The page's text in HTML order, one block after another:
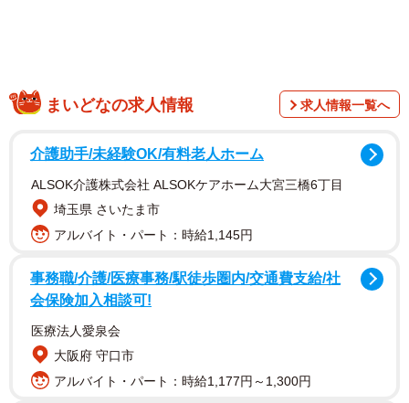
解剖学に基づいた血管を塗装（ななてんさん提供）
まいどなの求人情報 求人情報一覧へ
介護助手/未経験OK/有料老人ホーム
ALSOK介護株式会社 ALSOKケアホーム大宮三橋6丁目
埼玉県 さいたま市
アルバイト・パート：時給1,145円
事務職/介護/医療事務/駅徒歩圏内/交通費支給/社
会保険加入相談可!
医療法人愛泉会
大阪府 守口市
アルバイト・パート：時給1,177円～1,300円